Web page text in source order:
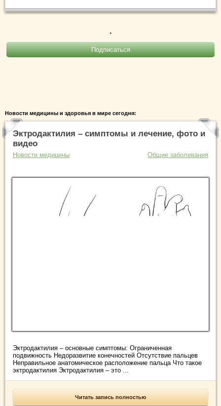
.
Новости медицины и здоровья в мире сегодня:
Эктродактилия – симптомы и лечение, фото и
видео
Новости медицины Общие заболевания
Эктродактилия – основные симптомы: Ограниченная
подвижность Недоразвитие конечностей Отсутствие пальцев
Неправильное анатомическое расположение пальца Что такое
эктродактилия Эктродактилия – это ...
Читать запись полностью